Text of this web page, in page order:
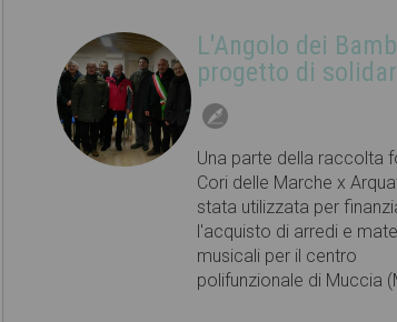
L'Angolo dei
progetto di
Una parte della raccolta
Cori delle Marche x
stata utilizzata per
l'acquisto di arredi e
musicali per il centro
polifunzionale di Muccia